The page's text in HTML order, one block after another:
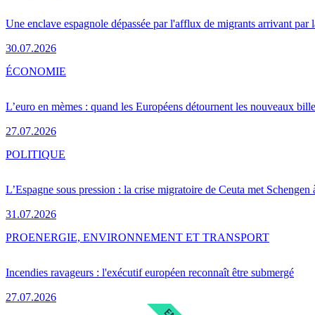
Une enclave espagnole dépassée par l'afflux de migrants arrivant par
30.07.2026
L’euro en mèmes : quand les Européens détournent les nouveaux
27.07.2026
ÉCONOMIE
L’Espagne sous pression : la crise migratoire de Ceuta met Schengen
31.07.2026
POLITIQUE
Incendies ravageurs : l'exécutif européen reconnaît être submergé
27.07.2026
PROENERGIE, ENVIRONNEMENT ET TRANSPORT